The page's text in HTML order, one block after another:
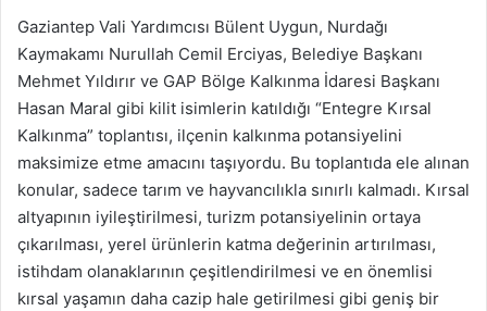
Gaziantep Vali Yardımcısı Bülent Uygun, Nurdağı
Kaymakamı Nurullah Cemil Erciyas, Belediye Başkanı
Mehmet Yıldırır ve GAP Bölge Kalkınma İdaresi Başkanı
Hasan Maral gibi kilit isimlerin katıldığı “Entegre Kırsal
Kalkınma” toplantısı, ilçenin kalkınma potansiyelini
maksimize etme amacını taşıyordu. Bu toplantıda ele alınan
konular, sadece tarım ve hayvancılıkla sınırlı kalmadı. Kırsal
altyapının iyileştirilmesi, turizm potansiyelinin ortaya
çıkarılması, yerel ürünlerin katma değerinin artırılması,
istihdam olanaklarının çeşitlendirilmesi ve en önemlisi
kırsal yaşamın daha cazip hale getirilmesi gibi geniş bir